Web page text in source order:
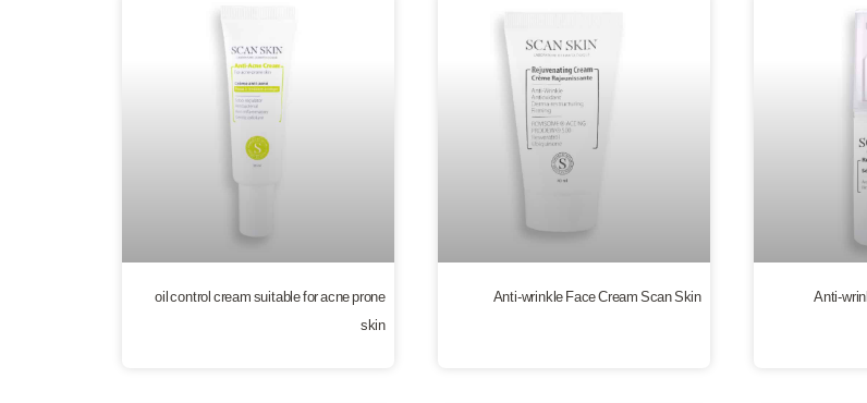
Anti-
Anti-wrinkle Face Cream Scan Skin
oil control cream suitable for acne prone
skin